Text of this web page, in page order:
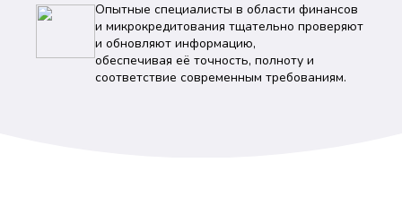
Опытные специалисты в области финансов
и микрокредитования тщательно проверяют
и обновляют информацию,
обеспечивая её точность, полноту и
соответствие современным требованиям.